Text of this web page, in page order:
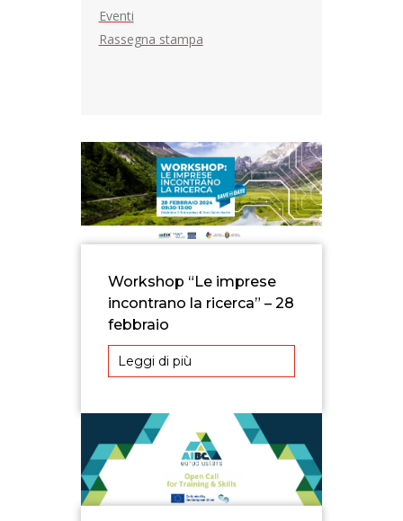
Workshop “Le imprese
incontrano la ricerca” – 28
febbraio
Leggi di più
Eventi
Rassegna stampa